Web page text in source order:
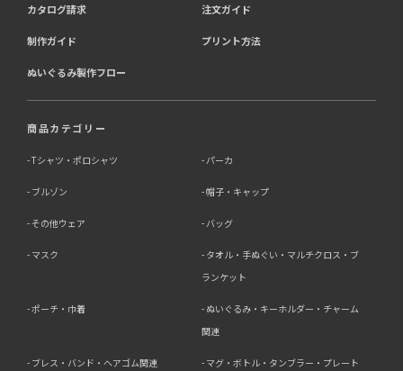
カタログ請求 注文ガイド
制作ガイド プリント方法
ぬいぐるみ製作フロー
商品カテゴリー
Tシャツ・ポロシャツ パーカ
ブルゾン 帽子・キャップ
その他ウェア バッグ
マスク
タオル・手ぬぐい・マルチクロス・ブ
ランケット
ポーチ・巾着
ぬいぐるみ・キーホルダー・チャーム
関連
ブレス・バンド・ヘアゴム関連 マグ・ボトル・タンブラー・プレート